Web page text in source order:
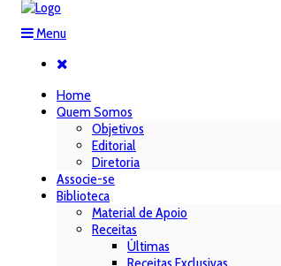
Menu
Home
Quem Somos
Objetivos
Editorial
Diretoria
Associe-se
Biblioteca
Material de Apoio
Receitas
Últimas